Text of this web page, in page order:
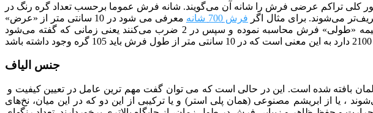
کلی تراکم عرضی فرش را شانه آن می‌گویند. شانه فرش عموما برحسب تعداد گره رنگ در
می‌شوند. برای مثال اگر فرش 700 شانه
معرفی می شود در 10 سانتی متر از «عرض»
یعنی زمانی که گفته می‌شود
جنس الیاف
در شرکت فرش مشهد از الیاف 100 درصد اکریلیک بایر آلمان بافته شده است. این در حالی است که می توان گفت مهم ترین عامل در تعیین کیفیت و
، یا از ابریشم مصنوعی (همان پلی استر) و یا ترکیبی از این دو که در این میان، نخ‌های